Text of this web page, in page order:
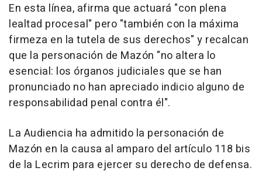
En esta línea, afirma que actuará "con plena
lealtad procesal" pero "también con la máxima
firmeza en la tutela de sus derechos" y recalcan
que la personación de Mazón "no altera lo
esencial: los órganos judiciales que se han
pronunciado no han apreciado indicio alguno de
responsabilidad penal contra él".
La Audiencia ha admitido la personación de
Mazón en la causa al amparo del artículo 118 bis
de la Lecrim para ejercer su derecho de defensa.